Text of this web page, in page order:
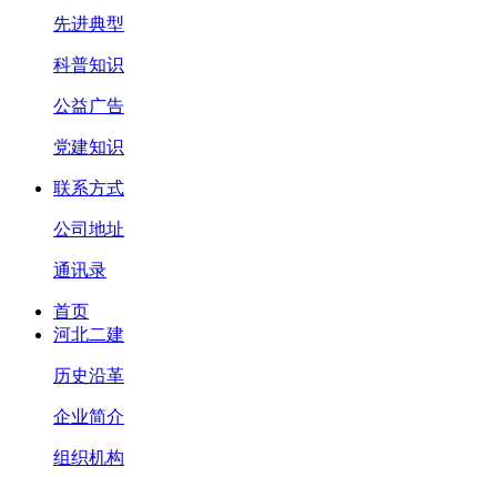
先进典型
科普知识
公益广告
党建知识
联系方式
公司地址
通讯录
首页
河北二建
历史沿革
企业简介
组织机构